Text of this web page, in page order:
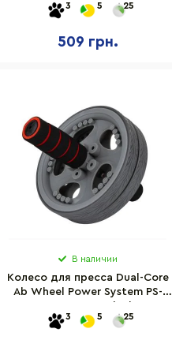
3 5 25
509 грн.
В наличии
Колесо для пресса Dual-Core
Ab Wheel Power System PS-
3 5 25